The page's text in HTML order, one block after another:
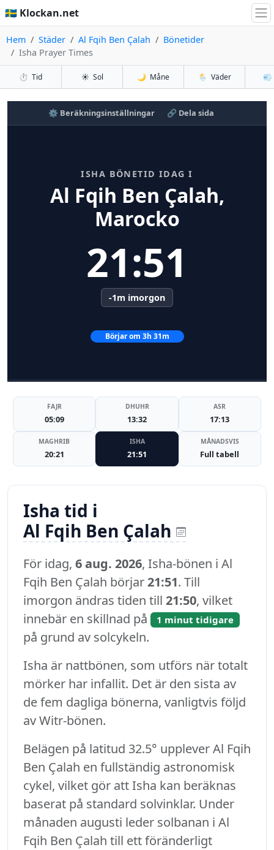
🇸🇪 Klockan.net
Hem Städer Al Fqih Ben Çalah
Bönetider
Isha Prayer Times
⏱️ Tid ☀️ Sol 🌙 Måne 🌦️ Väder 💨
⚙️ Beräkningsinställningar 🔗 Dela sida
ISHA BÖNETID IDAG I
Al Fqih Ben Çalah,
Marocko
21:51
-1m imorgon
Börjar om 3h 31m
FAJR
05:09
DHUHR
13:32
ASR
17:13
MAGHRIB
20:21
ISHA
21:51
MÅNADSVIS
Full tabell
Isha tid i
Al Fqih Ben Çalah
För idag, 6 aug. 2026, Isha-bönen i Al
Fqih Ben Çalah börjar21:51. Till
imorgon ändras tiden till 21:50, vilket
innebär en skillnad på
1 minut tidigare
på grund av solcykeln.
Isha är nattbönen, som utförs när totalt
mörker har infallit. Det är den sista av
de fem dagliga bönerna, vanligtvis följd
av Witr-bönen.
Belägen på latitud 32.5° upplever Al Fqih
Ben Çalah en fullständig astronomisk
cykel, vilket gör att Isha kan beräknas
baserat på standard solvinklar. Under
månaden augusti leder solbanan i Al
Fqih Ben Çalah till ett föränderligt